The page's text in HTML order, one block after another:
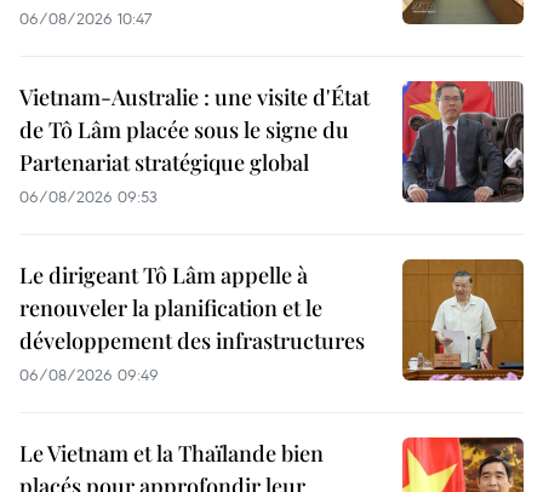
06/08/2026 10:47
Vietnam-Australie : une visite d'État
de Tô Lâm placée sous le signe du
Partenariat stratégique global
06/08/2026 09:53
Le dirigeant Tô Lâm appelle à
renouveler la planification et le
développement des infrastructures
06/08/2026 09:49
Le Vietnam et la Thaïlande bien
placés pour approfondir leur